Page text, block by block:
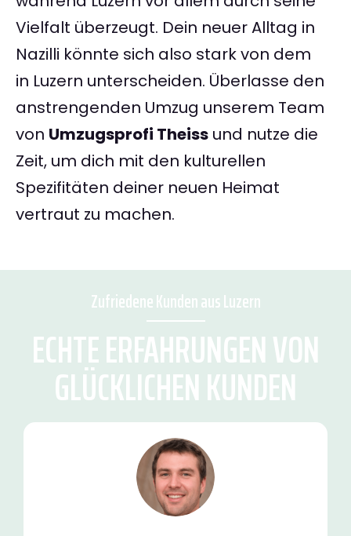
Vielfalt überzeugt. Dein neuer Alltag in
Nazilli könnte sich also stark von dem
in Luzern unterscheiden. Überlasse den
anstrengenden Umzug unserem Team
von Umzugsprofi Theiss und nutze die
Zeit, um dich mit den kulturellen
Spezifitäten deiner neuen Heimat
vertraut zu machen.
Zufriedene Kunden aus Luzern
ECHTE ERFAHRUNGEN VON
GLÜCKLICHEN KUNDEN